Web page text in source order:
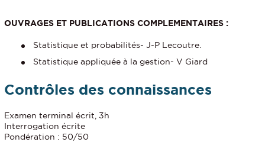
OUVRAGES ET PUBLICATIONS COMPLEMENTAIRES :
Statistique et probabilités- J-P Lecoutre.
Statistique appliquée à la gestion- V Giard
Contrôles des connaissances
Examen terminal écrit, 3h
Interrogation écrite
Pondération : 50/50